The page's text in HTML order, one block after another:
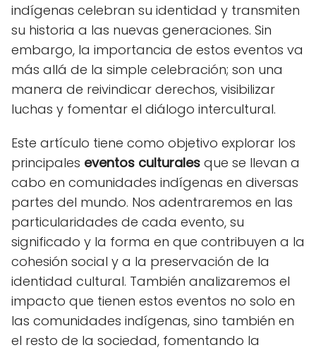
indígenas celebran su identidad y transmiten
su historia a las nuevas generaciones. Sin
embargo, la importancia de estos eventos va
más allá de la simple celebración; son una
manera de reivindicar derechos, visibilizar
luchas y fomentar el diálogo intercultural.
Este artículo tiene como objetivo explorar los
principales eventos culturales que se llevan a
cabo en comunidades indígenas en diversas
partes del mundo. Nos adentraremos en las
particularidades de cada evento, su
significado y la forma en que contribuyen a la
cohesión social y a la preservación de la
identidad cultural. También analizaremos el
impacto que tienen estos eventos no solo en
las comunidades indígenas, sino también en
el resto de la sociedad, fomentando la